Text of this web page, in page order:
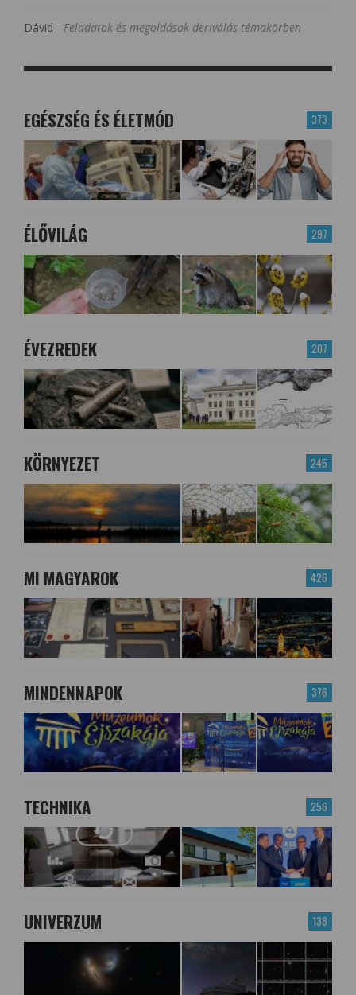
Dávid - Feladatok és megoldások deriválás témakörben
373
EGÉSZSÉG ÉS ÉLETMÓD
297
ÉLŐVILÁG
207
ÉVEZREDEK
245
KÖRNYEZET
426
MI MAGYAROK
376
MINDENNAPOK
256
TECHNIKA
138
UNIVERZUM